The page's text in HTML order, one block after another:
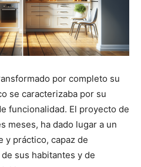
por completo su
se caracterizaba por su
funcionalidad. El proyecto de
meses, ha dado lugar a un
y práctico, capaz de
sus habitantes y de